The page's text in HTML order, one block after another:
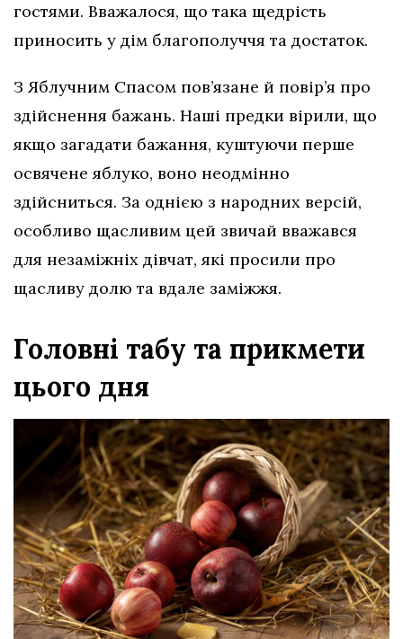
гостями. Вважалося, що така щедрість
приносить у дім благополуччя та достаток.
З Яблучним Спасом пов’язане й повір’я про
здійснення бажань. Наші предки вірили, що
якщо загадати бажання, куштуючи перше
освячене яблуко, воно неодмінно
здійсниться. За однією з народних версій,
особливо щасливим цей звичай вважався
для незаміжніх дівчат, які просили про
щасливу долю та вдале заміжжя.
Головні табу та прикмети
цього дня